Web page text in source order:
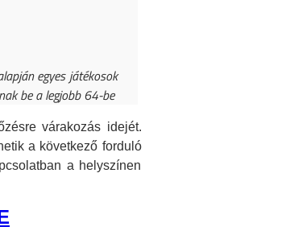
egyes játékosok
be a legjobb 64-be
várakozás idejét.
a következő forduló
a helyszínen